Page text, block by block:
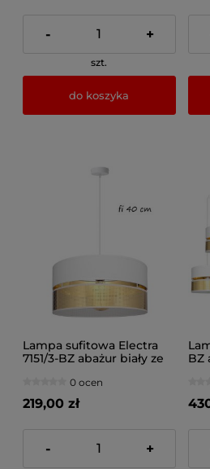
- +
szt.
do koszyka
Lampa sufitowa Electra
7151/3-BZ abażur biały ze
0 ocen
219,00 zł
- +
BZ